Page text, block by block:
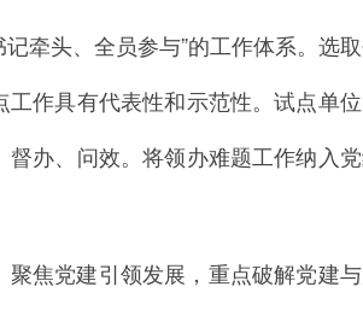
牵头、全员参与”的工作体系。选
作具有代表性和示范性。试点单
办、问效。将领办难题工作纳入
焦党建引领发展，重点破解党建